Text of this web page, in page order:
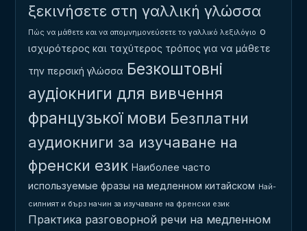
ξεκινήσετε στη γαλλική γλώσσα
Πώς να μάθετε και να απομνημονεύσετε το γαλλικό λεξιλόγιο ο
ισχυρότερος και ταχύτερος τρόπος για να μάθετε
την περσική γλώσσα Безкоштовні
аудіокниги для вивчення
французької мови Безплатни
аудиокниги за изучаване на
френски език Наиболее часто
используемые фразы на медленном китайском
Най-
силният и бърз начин за изучаване на френски език
Практика разговорной речи на медленном